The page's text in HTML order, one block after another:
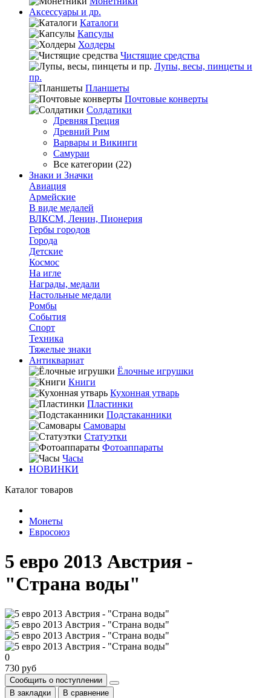
Аксессуары и др.
Каталоги
Капсулы
Холдеры
Чистящие средства
Лупы, весы, пинцеты и
пр.
Планшеты
Почтовые конверты
Солдатики
Древняя Греция
Древний Рим
Варвары и Викинги
Самураи
Все категории (22)
Знаки и Значки
Авиация
Армейские
В виде медалей
ВЛКСМ, Ленин, Пионерия
Гербы городов
Города
Детские
Космос
На игле
Награды, медали
Настольные медали
Ромбы
События
Спорт
Техника
Тяжелые знаки
Антиквариат
Ёлочные игрушки
Книги
Кухонная утварь
Пластинки
Подстаканники
Самовары
Статуэтки
Фотоаппараты
Часы
НОВИНКИ
Каталог товаров
Монеты
Евросоюз
5 евро 2013 Австрия -
"Страна воды"
0
730 руб
Сообщить о поступлении
В закладки
В сравнение